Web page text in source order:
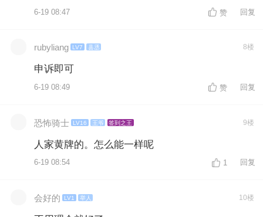
6-19 08:47 赞 回复
rubyliang LV7 县丞 8楼
申诉即可
6-19 08:49 赞 回复
恐怖骑士 LV16 王爷 签到之王 9楼
人家黄牌的。怎么能一样呢
6-19 08:54 1 回复
会好的 LV1 举人 10楼